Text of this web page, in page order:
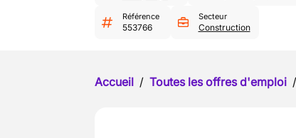
Référence
553766
Secteur
Construction
Accueil / Toutes les offres d'emploi /